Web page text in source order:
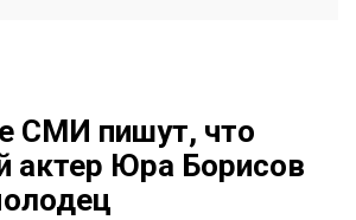
СМИ пишут, что
актер Юра Борисов